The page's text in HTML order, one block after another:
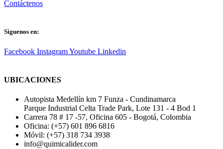
Contáctenos
Síguenos en:
Facebook InstagramYoutube Linkedin
UBICACIONES
Autopista Medellín km 7 Funza - Cundinamarca
Parque Industrial Celta Trade Park, Lote 131 - 4 Bod 1
Carrera 78 # 17 -57, Oficina 605 - Bogotá, Colombia
Oficina: (+57) 601 896 6816
Móvil: (+57) 318 734 3938
info@quimicalider.com